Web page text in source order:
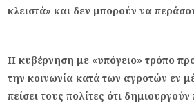
κλειστά» και δεν μπορούν να
Η κυβέρνηση με «υπόγειο» τρόπο
την κοινωνία κατά των αγροτών εν
πείσει τους πολίτες ότι